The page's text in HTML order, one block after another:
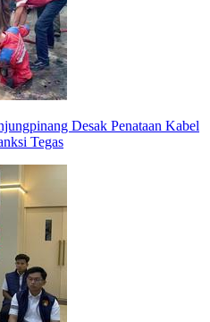
Desak Penataan Kabel
Tegas